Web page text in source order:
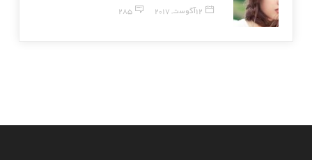
12 آگوست, 2017 285